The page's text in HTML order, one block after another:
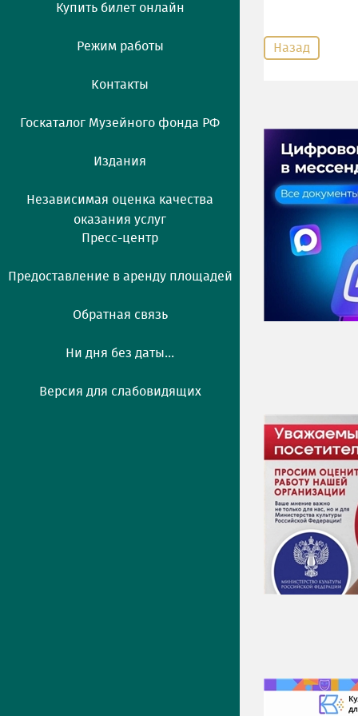
Купить билет онлайн
Режим работы
Контакты
Госкаталог Музейного фонда РФ
Издания
Независимая оценка качества
оказания услуг
Пресс-центр
Предоставление в аренду площадей
Обратная связь
Ни дня без даты...
Версия для слабовидящих
Назад